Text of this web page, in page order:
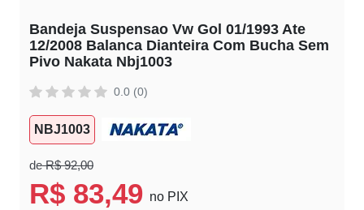
Bandeja Suspensao Vw Gol 01/1993 Ate
12/2008 Balanca Dianteira Com Bucha Sem
Pivo Nakata Nbj1003
0.0 (0)
NBJ1003
deR$ 92,00
R$ 83,49 no PIX